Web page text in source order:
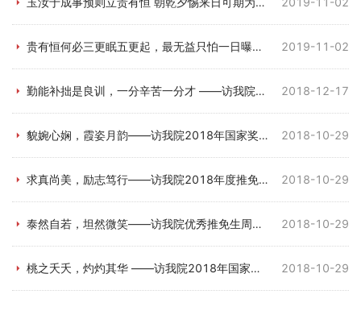
贵有恒何必三更眠五更起，最无益只怕一日曝十日寒 ——访我院国家级奖学金获得者马瑶 2019-11-02
勤能补拙是良训，一分辛苦一分才 ——访我院山东省英语翻译大赛优秀获奖学子付开营 2018-12-17
貌婉心娴，霞姿月韵——访我院2018年国家奖学金获得者刘霞 2018-10-29
求真尚美，励志笃行——访我院2018年度推免生杨亚飞 2018-10-29
泰然自若，坦然微笑——访我院优秀推免生周位纱 2018-10-29
桃之夭夭，灼灼其华 ——访我院2018年国家奖学金获得者田庭宁 2018-10-29